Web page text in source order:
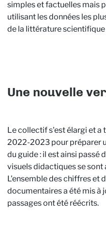
simples et factuelles mais
utilisant les données les
de la littérature scientifique
Une nouvelle
Le collectif s'est élargi et a
2022-2023 pour préparer
du guide : il est ainsi passé
visuels didactiques se sont
L'ensemble des chiffres et
documentaires a été mis à
passages ont été réécrits.